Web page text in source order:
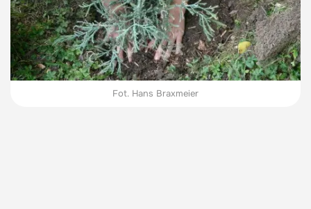
Fot. Hans Braxmeier